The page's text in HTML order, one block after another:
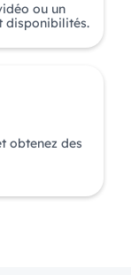
ou un
disponibilités.
obtenez des